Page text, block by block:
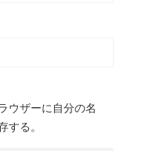
ウザーに自分の名
する。